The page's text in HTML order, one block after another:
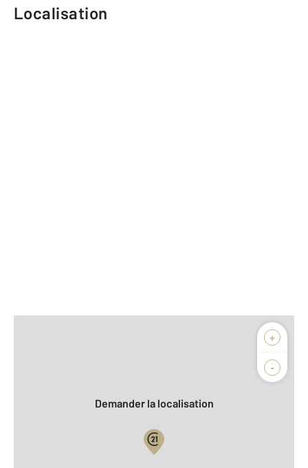
Localisation
+
-
Biens vendus
Demander la localisation